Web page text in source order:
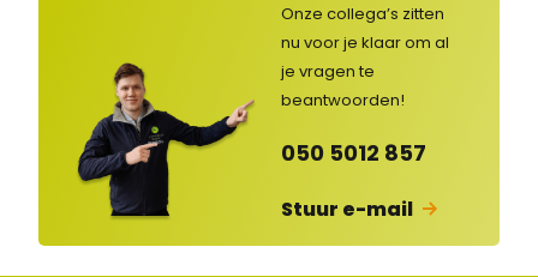
en
Onze collega’s zitten
nu voor je klaar om al
je vragen te
beantwoorden!
050 5012 857
Stuur e-mail